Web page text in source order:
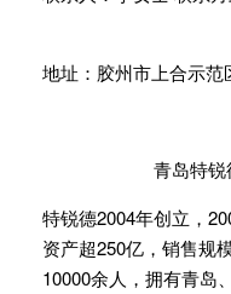
地址：胶州市上合示范
青岛特
特锐德2004年创立，
资产超250亿，销售规
10000余人，拥有青岛